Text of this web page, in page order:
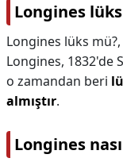
Longines
Longines lüks mü?,
Longines, 1832'de
o zamandan beri
almıştır.
Longines